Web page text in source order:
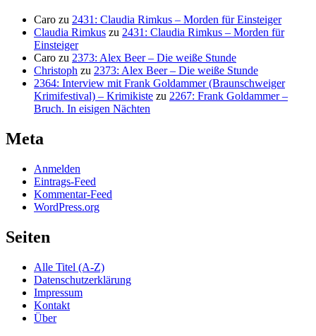
Caro zu 2431: Claudia Rimkus – Morden für Einsteiger
Claudia Rimkus zu 2431: Claudia Rimkus – Morden für
Einsteiger
Caro zu 2373: Alex Beer – Die weiße Stunde
Christoph zu 2373: Alex Beer – Die weiße Stunde
2364: Interview mit Frank Goldammer (Braunschweiger
Krimifestival) – Krimikiste zu 2267: Frank Goldammer –
Bruch. In eisigen Nächten
Meta
Anmelden
Eintrags-Feed
Kommentar-Feed
WordPress.org
Seiten
Alle Titel (A-Z)
Datenschutzerklärung
Impressum
Kontakt
Über